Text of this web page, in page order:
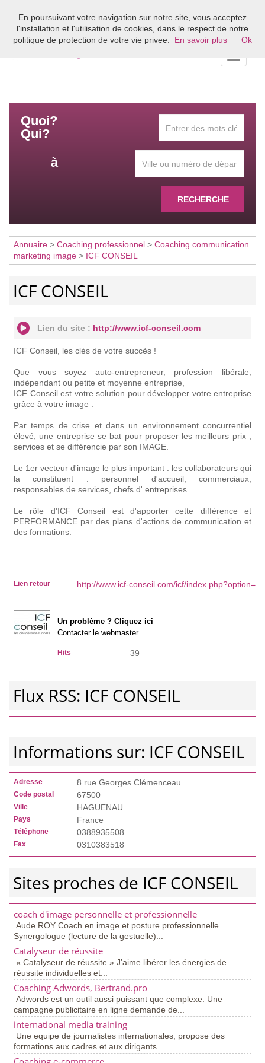
Bienvenue sur l'annuaire du coaching en France
Quoi?
Qui?
à
RECHERCHE
Annuaire > Coaching professionnel > Coaching communication
marketing image > ICF CONSEIL
ICF CONSEIL
Lien du site : http://www.icf-conseil.com
ICF Conseil, les clés de votre succès !
Que vous soyez auto-entrepreneur, profession libérale,
indépendant ou petite et moyenne entreprise,
ICF Conseil est votre solution pour développer votre entreprise
grâce à votre image :
Par temps de crise et dans un environnement concurrentiel
élevé, une entreprise se bat pour proposer les meilleurs prix ,
services et se différencie par son IMAGE.
Le 1er vecteur d'image le plus important : les collaborateurs qui
la constituent : personnel d'accueil, commerciaux,
responsables de services, chefs d' entreprises..
Le rôle d'ICF Conseil est d'apporter cette différence et
PERFORMANCE par des plans d'actions de communication et
des formations.
Lien retour http://www.icf-conseil.com/icf/
Un problème ? Cliquez ici
Contacter le webmaster
Hits 39
Flux RSS: ICF CONSEIL
Informations sur: ICF CONSEIL
Adresse 8 rue Georges Clémenceau
Code postal 67500
Ville HAGUENAU
Pays France
Téléphone 0388935508
Fax 0310383518
Sites proches de ICF CONSEIL
coach d'image personnelle et professionnelle
Aude ROY Coach en image et posture professionnelle
Synergologue (lecture de la gestuelle)...
Catalyseur de réussite
« Catalyseur de réussite » J’aime libérer les énergies de
réussite individuelles et...
Coaching Adwords, Bertrand.pro
Adwords est un outil aussi puissant que complexe. Une
campagne publicitaire en ligne demande de...
international media training
Une equipe de journalistes internationales, propose des
formations aux cadres et aux dirigants...
En poursuivant votre navigation sur notre site, vous acceptez
l'installation et l'utilisation de cookies, dans le respect de notre
politique de protection de votre vie privee.
En savoir plus Ok